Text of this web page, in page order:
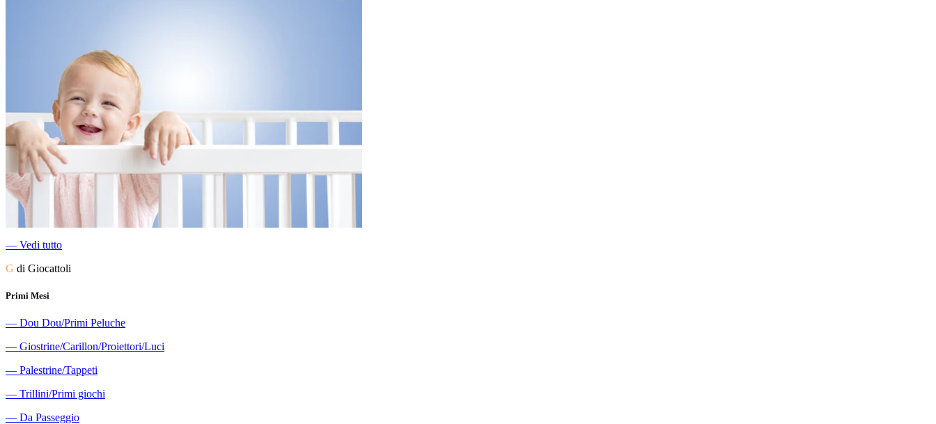
― Vedi tutto
G di Giocattoli
Primi Mesi
― Dou Dou/Primi Peluche
― Giostrine/Carillon/Proiettori/Luci
― Palestrine/Tappeti
― Trillini/Primi giochi
― Da Passeggio